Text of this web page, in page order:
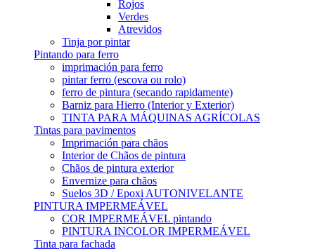
Rojos
Verdes
Atrevidos
Tinja por pintar
Pintando para ferro
imprimación para ferro
pintar ferro (escova ou rolo)
ferro de pintura (secando rapidamente)
Barniz para Hierro (Interior y Exterior)
TINTA PARA MÁQUINAS AGRÍCOLAS
Tintas para pavimentos
Imprimación para chãos
Interior de Chãos de pintura
Chãos de pintura exterior
Envernize para chãos
Suelos 3D / Epoxi AUTONIVELANTE
PINTURA IMPERMEÁVEL
COR IMPERMEÁVEL pintando
PINTURA INCOLOR IMPERMEÁVEL
Tinta para fachada